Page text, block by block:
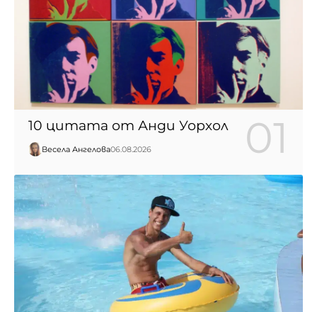
10 цитата от Анди Уорхол
Весела Ангелова06.08.2026